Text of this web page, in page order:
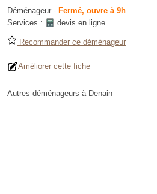
Déménageur - Fermé, ouvre à 9h
Services :
devis en ligne
Recommander ce déménageur
Améliorer cette fiche
Autres déménageurs à Denain